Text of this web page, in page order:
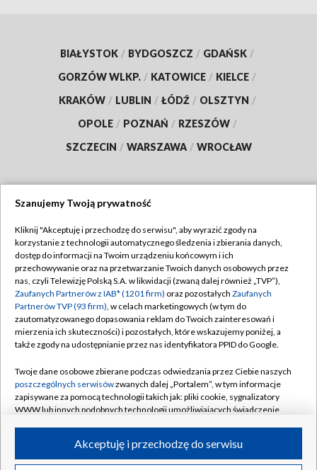
BIAŁYSTOK / BYDGOSZCZ / GDAŃSK /
GORZÓW WLKP. / KATOWICE / KIELCE /
KRAKÓW / LUBLIN / ŁÓDŹ / OLSZTYN /
OPOLE / POZNAŃ / RZESZÓW /
SZCZECIN / WARSZAWA / WROCŁAW
TVP
Abonament TVP
Emisja w TVP
Centrum informacji TVP
Naziemna Telewizja Cyfrowa
Rada Programowa
System NOS
Informacje o nadawcy
Program dla prasy
Regulamin TVP
Polityka prywatności
Moje zgody
Pomoc
Kontakt
Kanały
©2026 Telewizja Polska S.A. w likwidacji
Szanujemy Twoją prywatność
Kliknij "Akceptuję i przechodzę do serwisu", aby wyrazić zgody na
korzystanie z technologii automatycznego śledzenia i zbierania danych,
dostęp do informacji na Twoim urządzeniu końcowym i ich
przechowywanie oraz na przetwarzanie Twoich danych osobowych przez
nas, czyli Telewizję Polską S.A. w likwidacji (zwaną dalej również „TVP”),
Zaufanych Partnerów z IAB* (1201 firm) oraz pozostałych Zaufanych
Partnerów TVP (93 firm), w celach marketingowych (w tym do
zautomatyzowanego dopasowania reklam do Twoich zainteresowań i
mierzenia ich skuteczności) i pozostałych, które wskazujemy poniżej, a
także zgody na udostępnianie przez nas identyfikatora PPID do Google.
Twoje dane osobowe zbierane podczas odwiedzania przez Ciebie naszych
poszczególnych serwisówzwanych dalej „Portalem”, w tym informacje
zapisywane za pomocą technologii takich jak: pliki cookie, sygnalizatory
WWW lub innych podobnych technologii umożliwiających świadczenie
ruchu w Internecie.Akceptuję i przechodzę do serwisu